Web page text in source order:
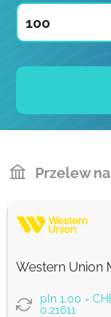
Przelew
Western Union
pln 1.00 =
0.21611